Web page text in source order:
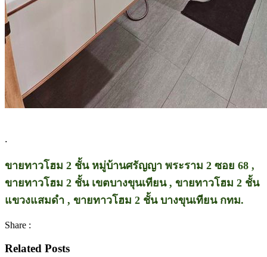
.
ขายทาวโฮม 2 ชั้น หมู่บ้านศรัญญา พระราม 2 ซอย 68 ,
ขายทาวโฮม 2 ชั้น เขตบางขุนเทียน , ขายทาวโฮม 2 ชั้น
แขวงแสมดำ , ขายทาวโฮม 2 ชั้น บางขุนเทียน กทม.
Share :
Related Posts